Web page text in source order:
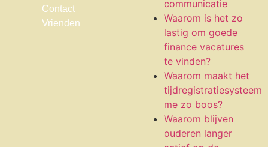
Contact
Vrienden
communicatie
Waarom is het zo
lastig om goede
finance vacatures
te vinden?
Waarom maakt het
tijdregistratiesysteem
me zo boos?
Waarom blijven
ouderen langer